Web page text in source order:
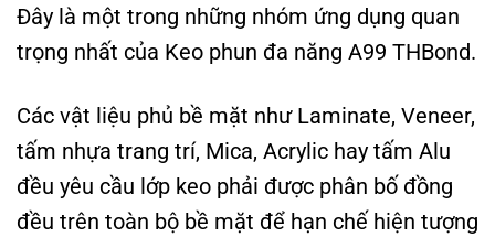
Đây là một trong những nhóm ứng dụng quan
trọng nhất của Keo phun đa năng A99 THBond.
Các vật liệu phủ bề mặt như Laminate, Veneer,
tấm nhựa trang trí, Mica, Acrylic hay tấm Alu
đều yêu cầu lớp keo phải được phân bố đồng
đều trên toàn bộ bề mặt để hạn chế hiện tượng